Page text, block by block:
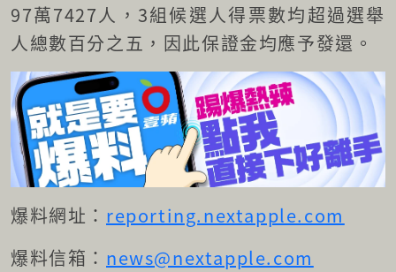
97萬7427人，3組候選人得票數均超過選舉
人總數百分之五，因此保證金均應予發還。
爆料網址： reporting.nextapple.com
爆料信箱： news@nextapple.com